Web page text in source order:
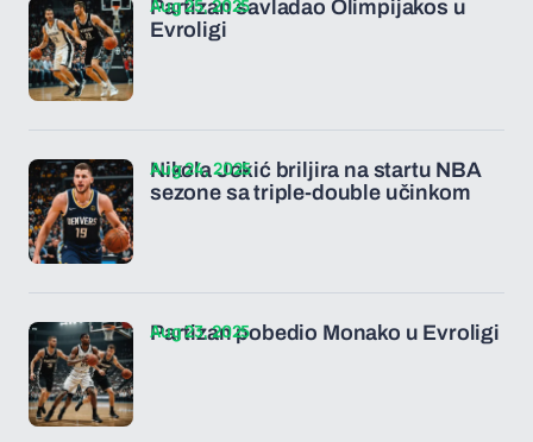
Partizan savladao Olimpijakos u
Evroligi
Aug 25, 2025
Nikola Jokić briljira na startu NBA
sezone sa triple-double učinkom
Aug 24, 2025
Partizan pobedio Monako u Evroligi
Aug 23, 2025